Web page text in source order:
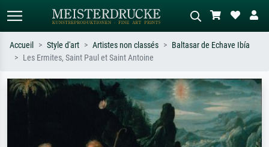
Recherchez par artiste, titre ou style –
ex. Monet, Nuit étoilée,
impressionnisme, vague de Hokusai,
Décrivez la scène – ex. prairie verte,
abstrait avec beaucoup de rouge,
tableau sombre, nu debout près d'un
arbre.
Accueil Style d'art Artistes non classés
Baltasar de Echave Ibía
Les Ermites, Saint Paul et Saint Antoine